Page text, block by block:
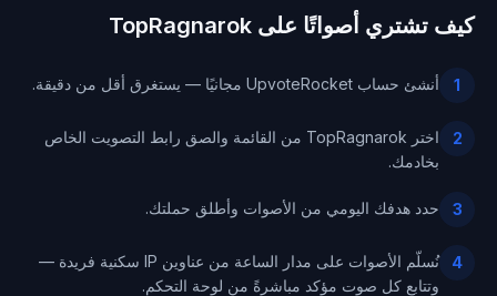
كيف تشتري أصواتًا على TopRagnarok
1 أنشئ حساب UpvoteRocket مجانيًا — يستغرق أقل من دقيقة.
2
اختر TopRagnarok من القائمة والصق رابط التصويت الخاص
بخادمك.
3 حدد هدفك اليومي من الأصوات وأطلق حملتك.
4
نُسلّم الأصوات على مدار الساعة من عناوين IP سكنية فريدة —
وتتابع كل صوت مؤكد مباشرةً من لوحة التحكم.